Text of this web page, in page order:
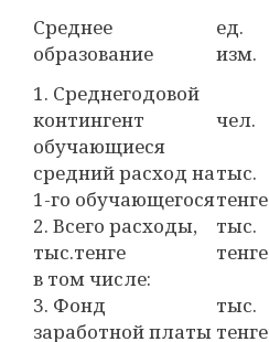
Среднее
образование
ед.
изм.
1. Среднегодовой
контингент
обучающиеся
чел.
средний расход на
1-го обучающегося
тыс.
тенге
2. Всего расходы,
тыс.тенге
тыс.
тенге
в том числе:
3. Фонд
заработной платы
тыс.
тенге